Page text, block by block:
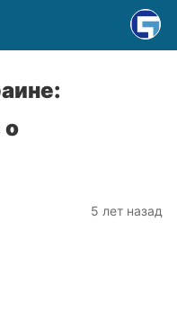
о
5 лет назад